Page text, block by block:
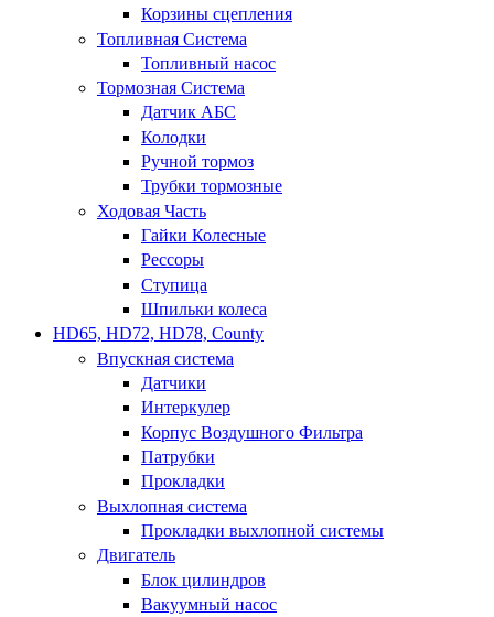
Корзины сцепления
Топливная Система
Топливный насос
Тормозная Система
Датчик АБС
Колодки
Ручной тормоз
Трубки тормозные
Ходовая Часть
Гайки Колесные
Рессоры
Ступица
Шпильки колеса
HD65, HD72, HD78, County
Впускная система
Датчики
Интеркулер
Корпус Воздушного Фильтра
Патрубки
Прокладки
Выхлопная система
Прокладки выхлопной системы
Двигатель
Блок цилиндров
Вакуумный насос